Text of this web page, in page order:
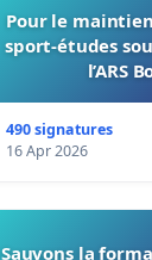
Pour le
sport-études
l’ARS
490 signatures
16 Apr 2026
Sauvons la